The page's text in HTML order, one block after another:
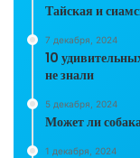
Тайская и
7 декабря, 2024
10
не знали
5 декабря, 2024
Может ли
1 декабря, 2024